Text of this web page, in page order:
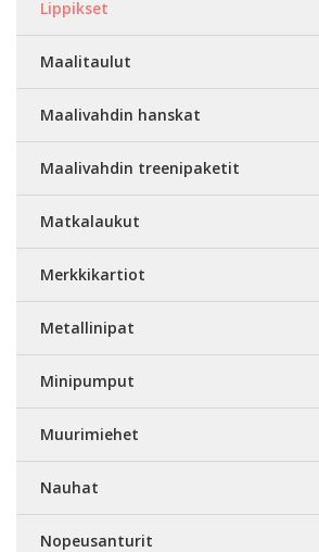
Lippikset
Maalitaulut
Maalivahdin hanskat
Maalivahdin treenipaketit
Matkalaukut
Merkkikartiot
Metallinipat
Minipumput
Muurimiehet
Nauhat
Nopeusanturit